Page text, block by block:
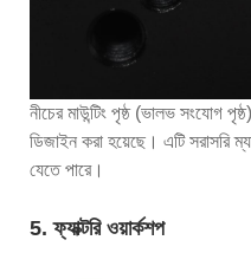
নীচের মাউন্টিং পৃষ্ঠ (ভালভ সংযোগ
ডিজাইন করা হয়েছে। এটি সরাসরি
যেতে পারে।
5. ফ্যাক্টরি ওয়ার্কশপ